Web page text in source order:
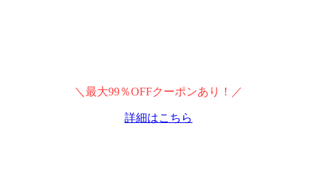
＼最大99％OFFクーポンあり！／
詳細はこちら